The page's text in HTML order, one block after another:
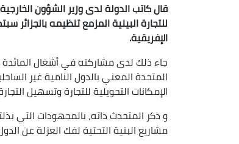
قال كاتب الدولة لدى وزير الشؤون
للتجارة البينية المزمع تنظيمه بالجزائر
الإفريقية.
جاء ذلك لدى مشاركته في أشغال
المتحدة المعني بالدول النامية غير
الإمكانات التحويلية للتجارة وتسهيل
و ذكر المتحدث ذاته، بالمجهودات التي
مشاريع البنية التحتية لفك العزلة عن